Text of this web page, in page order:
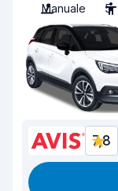
Manuale
5
7,8